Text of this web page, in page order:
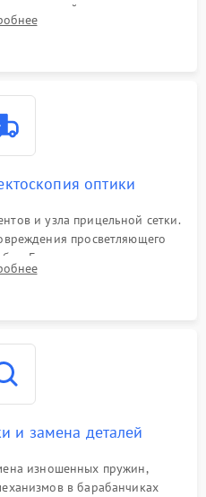
соединений, пружин и
причин люфта, смещения
оптики
и узла прицельной сетки.
просветляющего
Бережная очистка стекол
гравированной
и замена деталей
изношенных пружин,
в барабанчиках